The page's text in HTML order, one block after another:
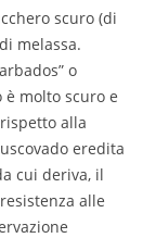
scuro (di
melassa.
o
è molto scuro e
alla
eredita
cui deriva, il
alle